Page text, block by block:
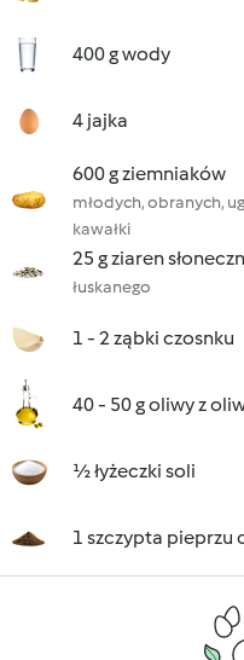
400 g wody
4 jajka
600 g ziemniaków
młodych, obranych,
kawałki
25 g ziaren
łuskanego
1 - 2 ząbki czosnku
40 - 50 g oliwy z
½ łyżeczki soli
1 szczypta pieprzu